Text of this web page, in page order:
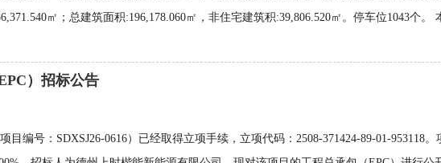
㎡；总建筑面积:196,178.060㎡，非住宅建筑积:39,806.520㎡。停车位1043个
）招标公告
编号：SDXSJ26-0616）已经取得立项手续，立项代码：2508-371424-89-01-953118